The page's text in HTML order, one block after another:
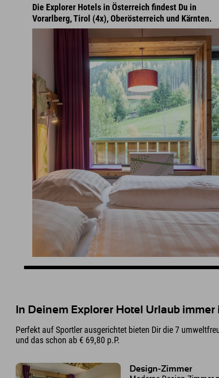
Die Explorer Hotels in Österreich findest Du in
Vorarlberg, Tirol (4x), Oberösterreich und Kärnten.
In Deinem Explorer Hotel Urlaub
Perfekt auf Sportler ausgerichtet bieten Dir die 7
und das schon ab € 69,80 p.P.
Design-Zimmer